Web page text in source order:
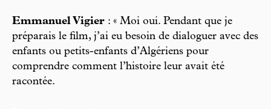
Emmanuel Vigier : « Moi oui. Pendant que je
préparais le film, j’ai eu besoin de dialoguer avec des
enfants ou petits-enfants d’Algériens pour
comprendre comment l’histoire leur avait été
racontée.